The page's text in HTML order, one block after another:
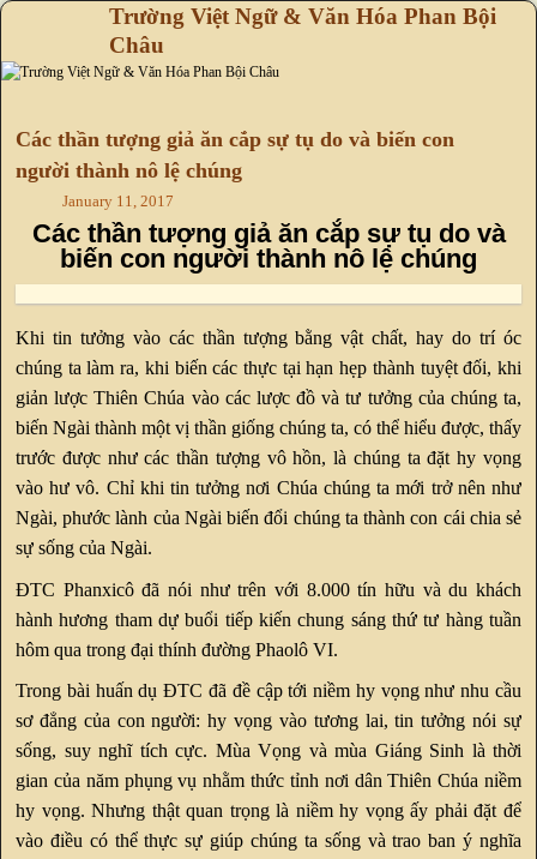
Trường Việt Ngữ & Văn Hóa Phan Bội
Châu
Các thần tượng giả ăn cắp sự tụ do và biến con
người thành nô lệ chúng
January 11, 2017
Các thần tượng giả ăn cắp sự tụ do và
biến con người thành nô lệ chúng
Khi tin tưởng vào các thần tượng bằng vật chất, hay do trí óc
chúng ta làm ra, khi biến các thực tại hạn hẹp thành tuyệt đối, khi
giản lược Thiên Chúa vào các lược đồ và tư tưởng của chúng ta,
biến Ngài thành một vị thần giống chúng ta, có thể hiểu được, thấy
trước được như các thần tượng vô hồn, là chúng ta đặt hy vọng
vào hư vô. Chỉ khi tin tưởng nơi Chúa chúng ta mới trở nên như
Ngài, phước lành của Ngài biến đổi chúng ta thành con cái chia sẻ
sự sống của Ngài.
ĐTC Phanxicô đã nói như trên với 8.000 tín hữu và du khách
hành hương tham dự buổi tiếp kiến chung sáng thứ tư hàng tuần
hôm qua trong đại thính đường Phaolô VI.
Trong bài huấn dụ ĐTC đã đề cập tới niềm hy vọng như nhu cầu
sơ đẳng của con người: hy vọng vào tương lai, tin tưởng nói sự
sống, suy nghĩ tích cực. Mùa Vọng và mùa Giáng Sinh là thời
gian của năm phụng vụ nhằm thức tỉnh nơi dân Thiên Chúa niềm
hy vọng. Nhưng thật quan trọng là niềm hy vọng ấy phải đặt để
vào điều có thể thực sự giúp chúng ta sống và trao ban ý nghĩa